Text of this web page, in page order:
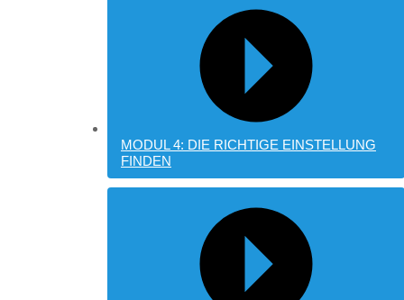
MODUL 4: DIE RICHTIGE EINSTELLUNG
FINDEN